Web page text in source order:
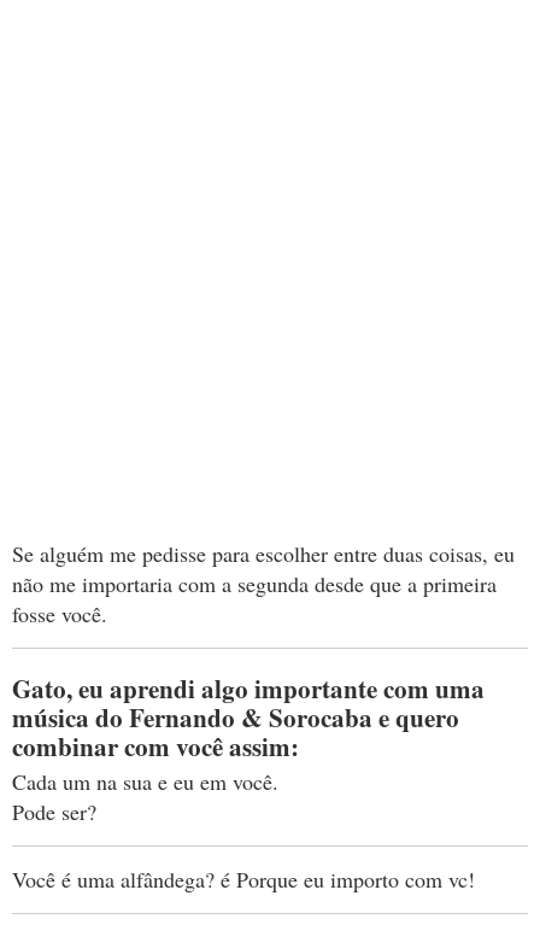
Se alguém me pedisse para escolher entre duas coisas, eu
não me importaria com a segunda desde que a primeira
fosse você.
Gato, eu aprendi algo importante com uma
música do Fernando & Sorocaba e quero
combinar com você assim:
Cada um na sua e eu em você.
Pode ser?
Você é uma alfândega? é Porque eu importo com vc!